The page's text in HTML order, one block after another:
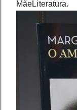
MãeLiteratura.